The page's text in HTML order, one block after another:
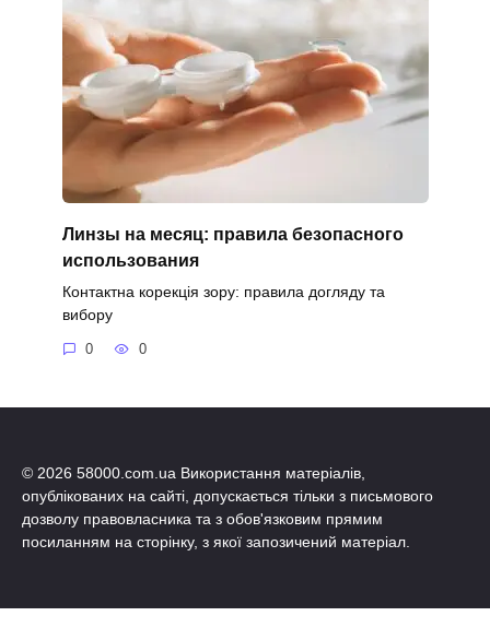
Линзы на месяц: правила безопасного
использования
Контактна корекція зору: правила догляду та
вибору
0 0
© 2026 58000.com.ua Використання матеріалів,
опублікованих на сайті, допускається тільки з письмового
дозволу правовласника та з обов'язковим прямим
посиланням на сторінку, з якої запозичений матеріал.